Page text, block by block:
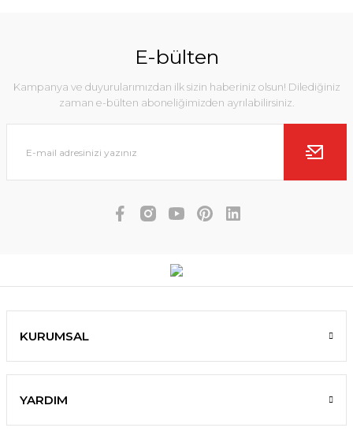
E-bülten
Kampanya ve duyurularımızdan ilk sizin haberiniz olsun! Dilediğiniz
zaman e-bülten aboneliğimizden ayrılabilirsiniz.
KURUMSAL
YARDIM